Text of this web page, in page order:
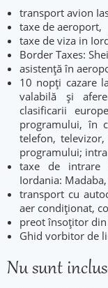
transport avion
taxe de aeroport,
taxe de viza in
Border Taxes:
asistenţă în
10 nopţi cazare
valabilă şi
clasificarii
programului, în
telefon,
programului;
taxe de intrare
Iordania:
transport cu
aer condiţionat,
preot însoţitor
Ghid vorbitor de
Nu sunt